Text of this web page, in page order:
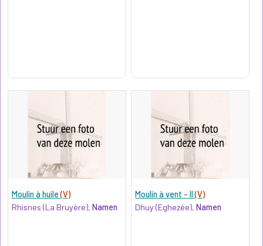
Moulin à huile(V)
Rhisnes (La Bruyère), Namen
Moulin à vent - II(V)
Dhuy (Eghezée),Namen